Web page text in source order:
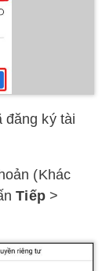
đăng ký tài
(Khác
Tiếp>